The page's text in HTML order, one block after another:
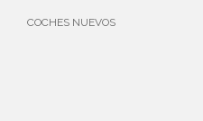
COCHES NUEVOS